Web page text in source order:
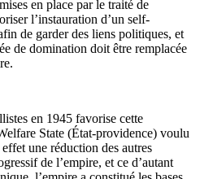
en place par le traité de
l’instauration d’un self-
de garder des liens politiques, et
de domination doit être remplacée
en 1945 favorise cette
State (État-providence) voulu
une réduction des autres
de l’empire, et ce d’autant